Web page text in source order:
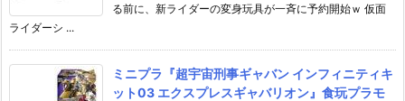
る前に、新ライダーの変身玩具が一斉に予約開始ｗ 仮面
ライダーシ ...
ミニプラ『超宇宙刑事ギャバン インフィニティキ
ット03 エクスプレスギャバリオン』食玩プラモ